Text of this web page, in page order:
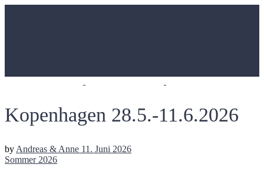
Kopenhagen 28.5.-11.6.2026
byAndreas & Anne 11. Juni 2026
Sommer 2026